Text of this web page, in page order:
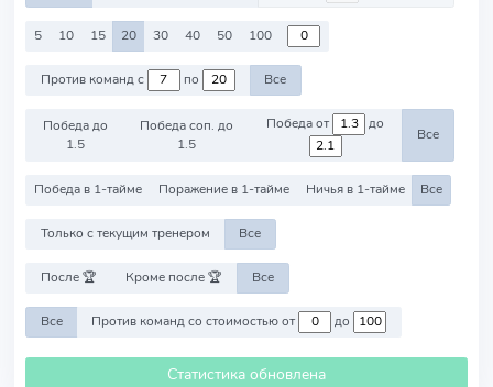
5 10 15 20 30 40 50 100
Против команд с по Все
Победа до
1.5
Победа соп. до
1.5
Победа от до
Все
Победа в 1-тайме Поражение в 1-тайме Ничья в 1-тайме Все
Только с текущим тренером Все
После 🏆 Кроме после 🏆 Все
Все Против команд со стоимостью от до
Статистика обновлена